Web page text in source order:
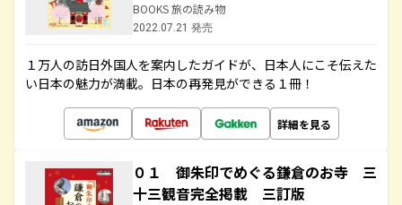
BOOKS 旅の読み物
2022.07.21 発売
１万人の訪日外国人を案内したガイドが、日本人にこそ伝えた
い日本の魅力が満載。日本の再発見ができる１冊！
詳細を見る
０１ 御朱印でめぐる鎌倉のお寺 三
十三観音完全掲載 三訂版